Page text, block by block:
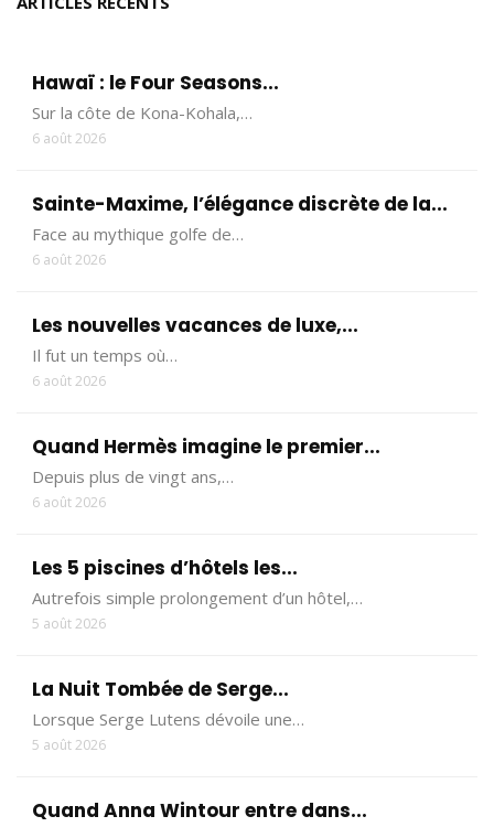
Hawaï : le Four Seasons...
Sur la côte de Kona-Kohala,…
6 août 2026
Sainte-Maxime, l’élégance discrète de la...
Face au mythique golfe de…
6 août 2026
Les nouvelles vacances de luxe,...
Il fut un temps où…
6 août 2026
Quand Hermès imagine le premier...
Depuis plus de vingt ans,…
6 août 2026
Les 5 piscines d’hôtels les...
Autrefois simple prolongement d’un hôtel,…
5 août 2026
La Nuit Tombée de Serge...
Lorsque Serge Lutens dévoile une…
5 août 2026
Quand Anna Wintour entre dans...